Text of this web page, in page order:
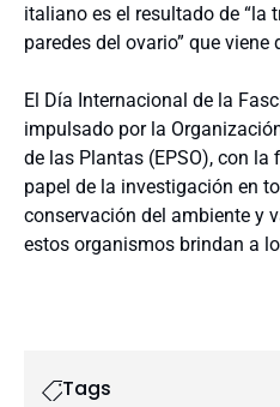
italiano es el resultado de “la
paredes del ovario” que viene
El Día Internacional de la
impulsado por la
de las Plantas (EPSO), con la
papel de la investigación en
conservación del ambiente y
estos organismos brindan a
Tags